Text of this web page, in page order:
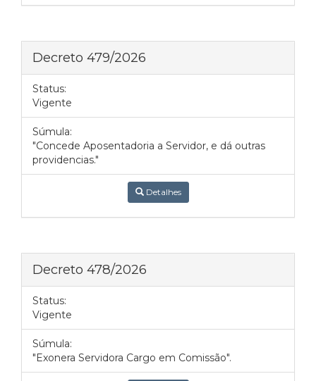
Decreto 479/2026
Status:
Vigente
Súmula:
"Concede Aposentadoria a Servidor, e dá outras
providencias."
Detalhes
Decreto 478/2026
Status:
Vigente
Súmula:
"Exonera Servidora Cargo em Comissão".